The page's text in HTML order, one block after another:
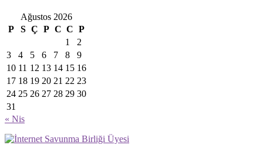
Ağustos 2026
P
S Ç P C C P
1
2
3
4 5 6 7 8
9
10 11 12 13 14 15 16
17 18 19 20 21 22 23
24 25 26 27 28 29 30
31
« Nis